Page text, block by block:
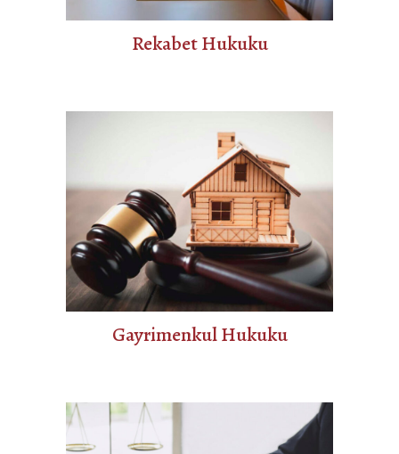
Rekabet Hukuku
Gayrimenkul Hukuku